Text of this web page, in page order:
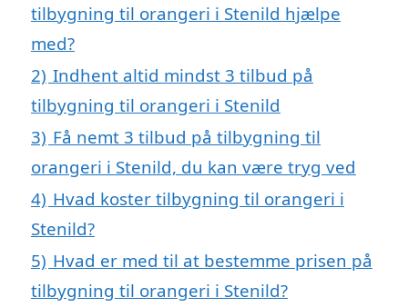
tilbygning til orangeri i Stenild hjælpe
med?
2) Indhent altid mindst 3 tilbud på
tilbygning til orangeri i Stenild
3) Få nemt 3 tilbud på tilbygning til
orangeri i Stenild, du kan være tryg ved
4) Hvad koster tilbygning til orangeri i
Stenild?
5) Hvad er med til at bestemme prisen på
tilbygning til orangeri i Stenild?